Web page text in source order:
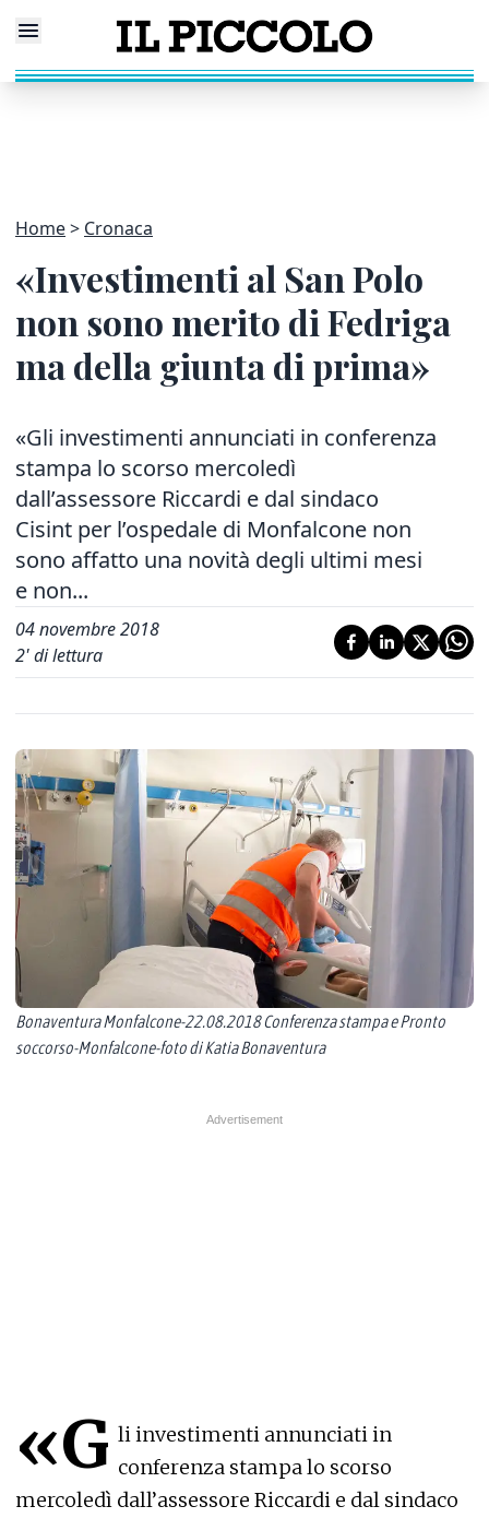
Home Cronaca
«Investimenti al San Polo
non sono merito di Fedriga
ma della giunta di prima»
«Gli investimenti annunciati in conferenza
stampa lo scorso mercoledì
dall’assessore Riccardi e dal sindaco
Cisint per l’ospedale di Monfalcone non
sono affatto una novità degli ultimi mesi
e non...
04 novembre 2018
2' di lettura
Bonaventura Monfalcone-22.08.2018 Conferenza stampa e Pronto
soccorso-Monfalcone-foto di Katia Bonaventura
«G li investimenti annunciati in
conferenza stampa lo scorso
mercoledì dall’assessore Riccardi e dal sindaco